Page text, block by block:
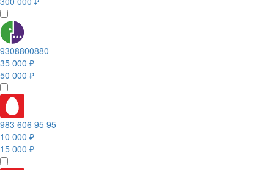
9308800880
35 000 ₽
50 000 ₽
983 606 95 95
10 000 ₽
15 000 ₽